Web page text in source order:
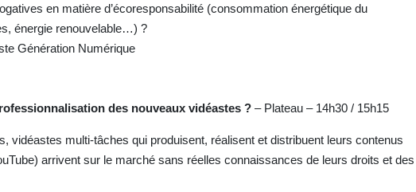
en matière d’écoresponsabilité (consommation énergétique du
énergie renouvelable…) ?
Génération Numérique
des nouveaux vidéastes ? – Plateau – 14h30 / 15h15
vidéastes multi-tâches qui produisent, réalisent et distribuent leurs contenus
arrivent sur le marché sans réelles connaissances de leurs droits et des